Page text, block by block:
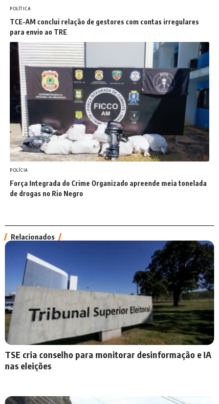
POLÍTICA
TCE-AM conclui relação de gestores com contas irregulares
para envio ao TRE
POLÍCIA
Força Integrada do Crime Organizado apreende meia tonelada
de drogas no Rio Negro
Relacionados
TSE cria conselho para monitorar desinformação e IA
nas eleições